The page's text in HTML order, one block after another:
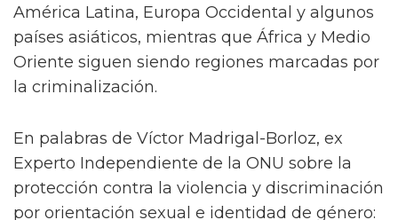
América Latina, Europa Occidental y algunos
países asiáticos, mientras que África y Medio
Oriente siguen siendo regiones marcadas por
la criminalización.
En palabras de Víctor Madrigal-Borloz, ex
Experto Independiente de la ONU sobre la
protección contra la violencia y discriminación
por orientación sexual e identidad de género: